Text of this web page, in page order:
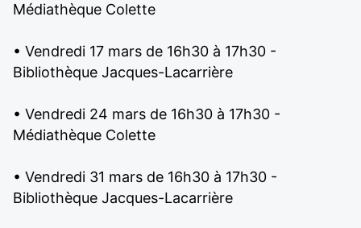
Médiathèque Colette
• Vendredi 17 mars de 16h30 à 17h30 -
Bibliothèque Jacques-Lacarrière
• Vendredi 24 mars de 16h30 à 17h30 -
Médiathèque Colette
• Vendredi 31 mars de 16h30 à 17h30 -
Bibliothèque Jacques-Lacarrière